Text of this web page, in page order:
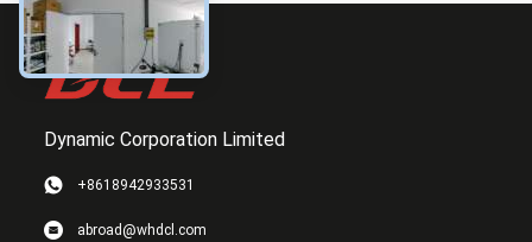
Dynamic Corporation Limited
+8618942933531
abroad@whdcl.com